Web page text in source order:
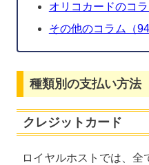
オリコカードのコラ
その他のコラム（94
種類別の支払い方法
クレジットカード
ロイヤルホストでは、全